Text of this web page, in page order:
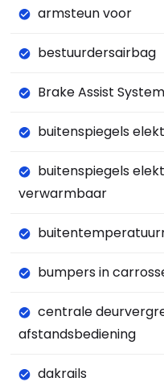
armsteun voor
bestuurdersairbag
Brake Assist System
buitenspiegels
buitenspiegels
verwarmbaar
bumpers in
centrale
afstandsbediening
dakrails